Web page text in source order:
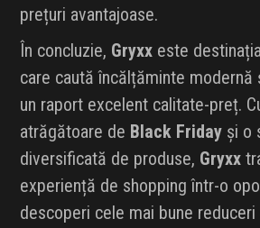
prețuri avantajoase.
În concluzie, Gryxx este
care caută încălțăminte modernă
un raport excelent calitate-preț.
atrăgătoare de Black Friday și o
diversificată de produse, Gryxx
experiență de shopping într-o
descoperi cele mai bune